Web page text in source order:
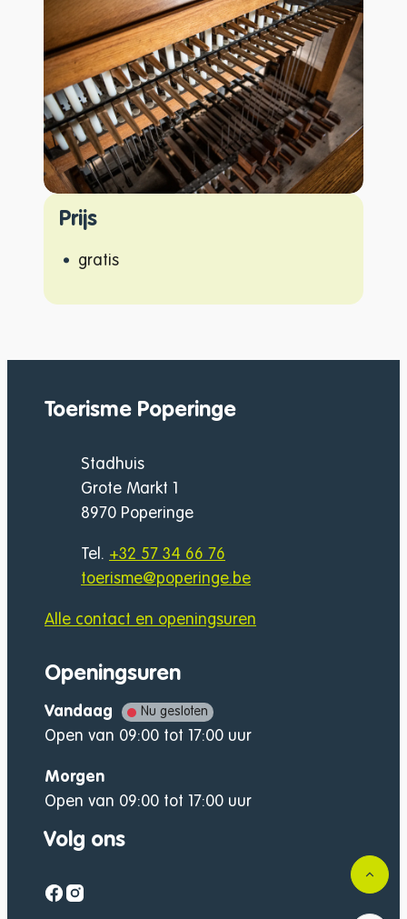
Prijs
gratis
Toerisme Poperinge
AdresStadhuis
Grote Markt 1
,8970 Poperinge
+32 57 34 66 76
E-mailtoerisme@poperinge.be
Alle contact en openingsuren
Openingsuren
Vandaag Nu gesloten
Open van 09:00 tot 17:00 uur
Morgen
Open van 09:00 tot 17:00 uur
Volg ons
Facebook
Instagram